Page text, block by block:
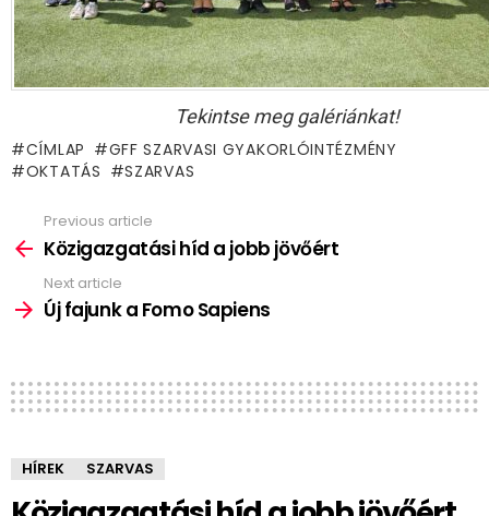
Tekintse meg galériánkat!
CÍMLAP
GFF SZARVASI GYAKORLÓINTÉZMÉNY
OKTATÁS
SZARVAS
more
Previous article
Közigazgatási híd a jobb jövőért
Next article
Új fajunk a Fomo Sapiens
HÍREK SZARVAS